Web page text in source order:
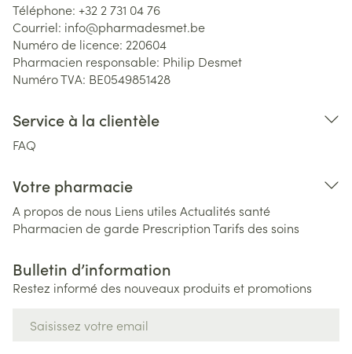
Téléphone: +32 2 731 04 76
Courriel: info@pharmadesmet.be
Numéro de licence: 220604
Pharmacien responsable: Philip Desmet
Numéro TVA: BE0549851428
Service à la clientèle
FAQ
Votre pharmacie
A propos de nous Liens utiles Actualités santé
Pharmacien de garde PrescriptionTarifs des soins
Bulletin d’information
Restez informé des nouveaux produits et promotions